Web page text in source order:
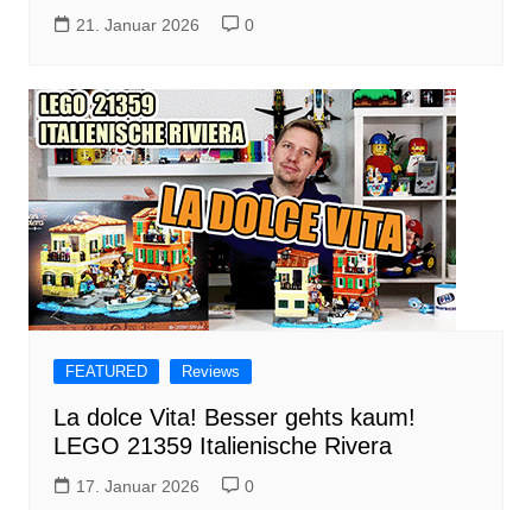
21. Januar 2026 0
FEATURED Reviews
La dolce Vita! Besser gehts kaum!
LEGO 21359 Italienische Rivera
17. Januar 2026 0